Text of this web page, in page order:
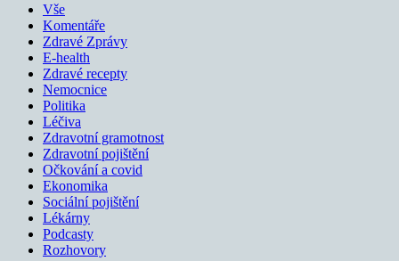
Vše
Komentáře
Zdravé Zprávy
E-health
Zdravé recepty
Nemocnice
Politika
Léčiva
Zdravotní gramotnost
Zdravotní pojištění
Očkování a covid
Ekonomika
Sociální pojištění
Lékárny
Podcasty
Rozhovory